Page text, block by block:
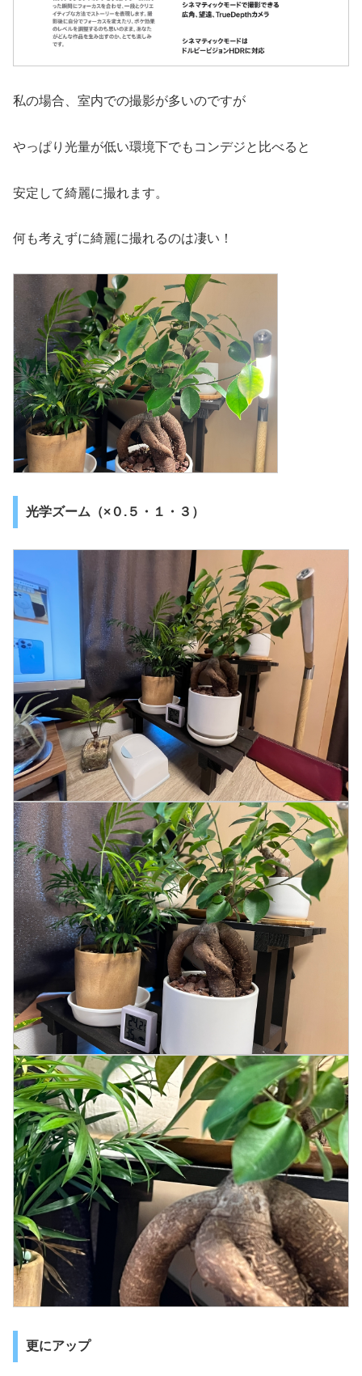
私の場合、室内での撮影が多いのですが
やっぱり光量が低い環境下でもコンデジと比べると
安定して綺麗に撮れます。
何も考えずに綺麗に撮れるのは凄い！
光学ズーム（×０.５・１・３）
更にアップ